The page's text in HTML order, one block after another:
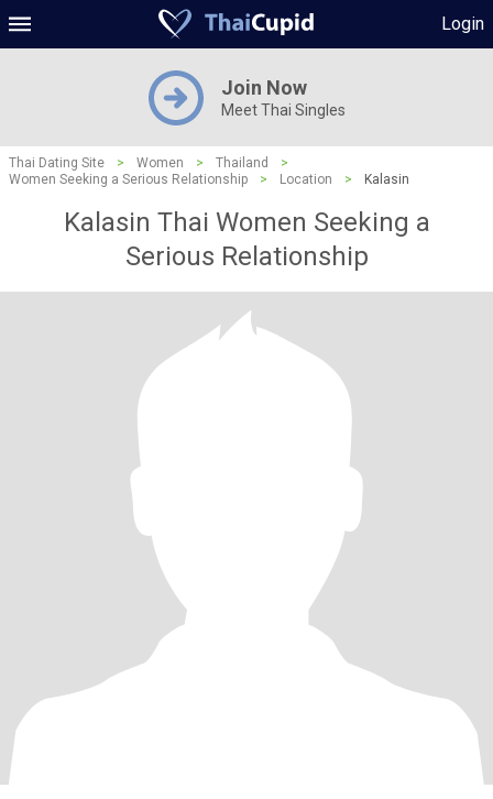
Login
Join Now
Meet Thai Singles
Thai Dating Site > Women > Thailand
>
Women Seeking a Serious Relationship
> Location > Kalasin
Kalasin Thai Women Seeking a
Serious Relationship